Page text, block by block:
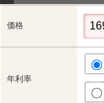
価格
年利率